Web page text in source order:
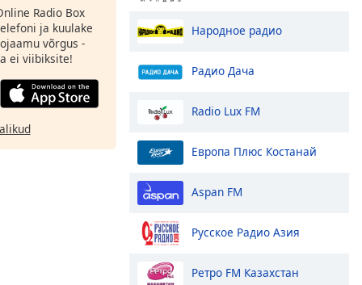
Radio Box
ja kuulake
võrgus -
ei viibiksite!
Народное радио
Радио Дача
Radio Lux FM
Европа Плюс Костанай
Aspan FM
Русское Радио Азия
Ретро FM Казахстан